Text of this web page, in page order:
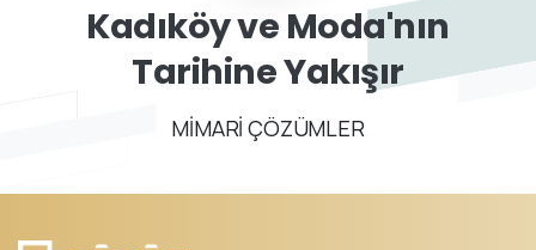
Kadıköyve Moda'nın
TarihineYakışır
MİMARİ ÇÖZÜMLER